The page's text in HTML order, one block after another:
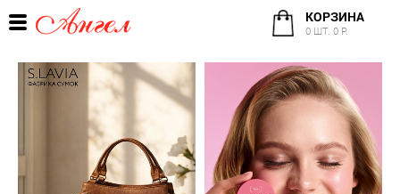
КОРЗИНА
0 ШТ. 0 Р.